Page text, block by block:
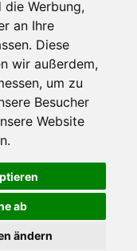
Werbung,
an Ihre
Diese
wir außerdem,
um zu
Besucher
Website
ab
ändern
Ihrem Computer zu speichern.
andere helfen uns dabei, das
erklären Sie sich damit